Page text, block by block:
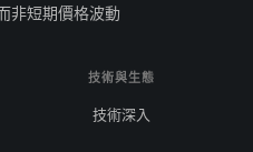
非短期價格波動
技術與生態
技術深入